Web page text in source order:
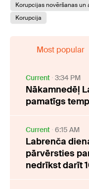
Korupcijas novēršanas un
Korupcija
Most popular
Current 3:34 PM
Nākamnedēļ
pamatīgs
Current 6:15 AM
Labrenča
pārvērsties
nedrīkst darīt